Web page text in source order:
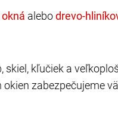
alebo
skiel, kľučiek a
zabezpečujeme